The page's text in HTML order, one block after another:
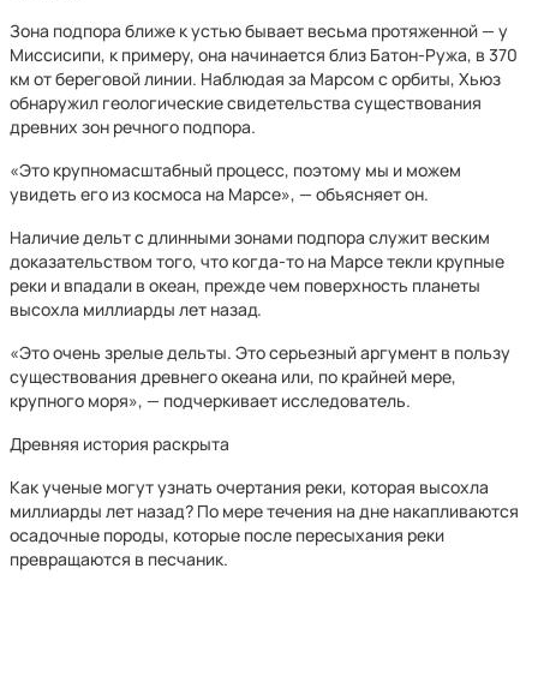
Зона подпора ближе к устью бывает весьма протяженной — у
Миссисипи, к примеру, она начинается близ Батон-Ружа, в 370
км от береговой линии. Наблюдая за Марсом с орбиты, Хьюз
обнаружил геологические свидетельства существования
древних зон речного подпора.
«Это крупномасштабный процесс, поэтому мы и можем
увидеть его из космоса на Марсе», — объясняет он.
Наличие дельт с длинными зонами подпора служит веским
доказательством того, что когда-то на Марсе текли крупные
реки и впадали в океан, прежде чем поверхность планеты
высохла миллиарды лет назад.
«Это очень зрелые дельты. Это серьезный аргумент в пользу
существования древнего океана или, по крайней мере,
крупного моря», — подчеркивает исследователь.
Древняя история раскрыта
Как ученые могут узнать очертания реки, которая высохла
миллиарды лет назад? По мере течения на дне накапливаются
осадочные породы, которые после пересыхания реки
превращаются в песчаник.